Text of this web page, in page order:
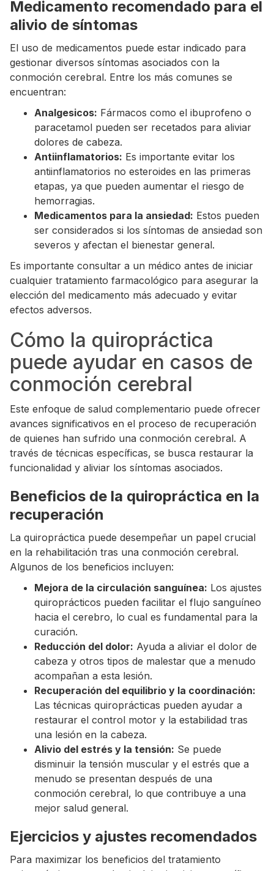
Medicamento recomendado para el
alivio de síntomas
El uso de medicamentos puede estar indicado para
gestionar diversos síntomas asociados con la
conmoción cerebral. Entre los más comunes se
encuentran:
Analgesicos: Fármacos como el ibuprofeno o
paracetamol pueden ser recetados para aliviar
dolores de cabeza.
Antiinflamatorios: Es importante evitar los
antiinflamatorios no esteroides en las primeras
etapas, ya que pueden aumentar el riesgo de
hemorragias.
Medicamentos para la ansiedad: Estos pueden
ser considerados si los síntomas de ansiedad son
severos y afectan el bienestar general.
Es importante consultar a un médico antes de iniciar
cualquier tratamiento farmacológico para asegurar la
elección del medicamento más adecuado y evitar
efectos adversos.
Cómo la quiropráctica
puede ayudar en casos de
conmoción cerebral
Este enfoque de salud complementario puede ofrecer
avances significativos en el proceso de recuperación
de quienes han sufrido una conmoción cerebral. A
través de técnicas específicas, se busca restaurar la
funcionalidad y aliviar los síntomas asociados.
Beneficios de la quiropráctica en la
recuperación
La quiropráctica puede desempeñar un papel crucial
en la rehabilitación tras una conmoción cerebral.
Algunos de los beneficios incluyen:
Mejora de la circulación sanguínea: Los ajustes
quiroprácticos pueden facilitar el flujo sanguíneo
hacia el cerebro, lo cual es fundamental para la
curación.
Reducción del dolor: Ayuda a aliviar el dolor de
cabeza y otros tipos de malestar que a menudo
acompañan a esta lesión.
Recuperación del equilibrio y la coordinación:
Las técnicas quiroprácticas pueden ayudar a
restaurar el control motor y la estabilidad tras
una lesión en la cabeza.
Alivio del estrés y la tensión: Se puede
disminuir la tensión muscular y el estrés que a
menudo se presentan después de una
conmoción cerebral, lo que contribuye a una
mejor salud general.
Ejercicios y ajustes recomendados
Para maximizar los beneficios del tratamiento